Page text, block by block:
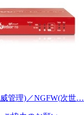
管理)／NGFW(次世…